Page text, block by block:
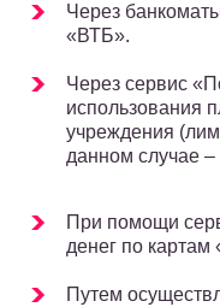
Через
«ВТБ».
Через сервис
использования
учреждения
данном случае –
При помощи
денег по картам
Путем